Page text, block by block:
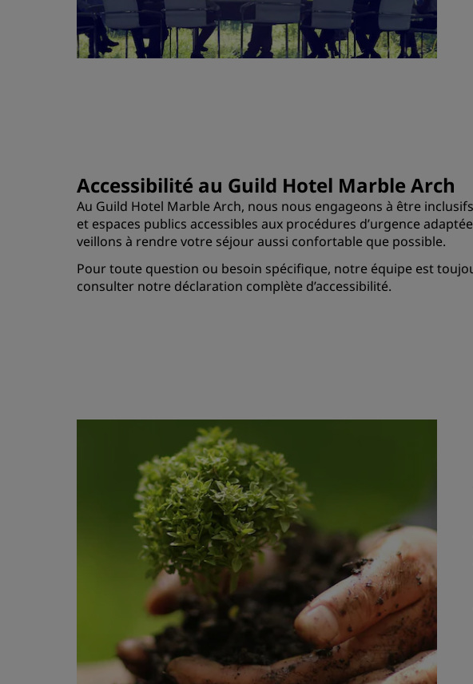
Accessibilité au Guild Hotel Marble Arch
Au Guild Hotel Marble Arch, nous nous engageons à être
et espaces publics accessibles aux procédures d’urgence
veillons à rendre votre séjour aussi confortable que possible.
Pour toute question ou besoin spécifique, notre équipe est
consulter notre déclaration complète d’accessibilité.